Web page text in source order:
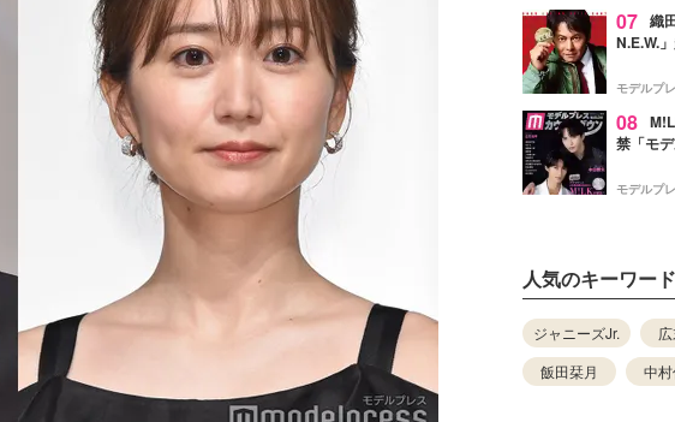
07 織
N.E.W.
徴する“
モデルプ
08
禁「モ
モデルプ
人気のキーワード
ジャニーズJr.
飯田栞月
中